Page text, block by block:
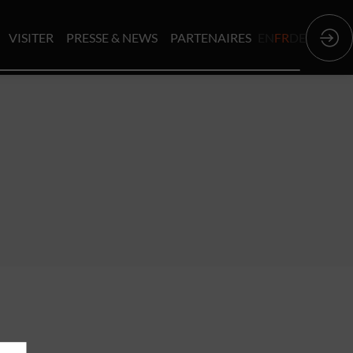
VISITER PRESSE & NEWS PARTENAIRES FR